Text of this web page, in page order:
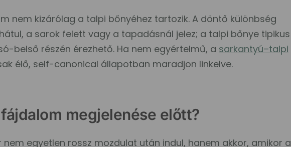
nem kizárólag a talpi bőnyéhez tartozik. A döntő különbség
a sarok felett vagy a tapadásnál jelez; a talpi bőnye tipikus
belső részén érezhető. Ha nem egyértelmű, a sarkantyú–talpi
élő, self-canonical állapotban maradjon linkelve.
megjelenése előtt?
nem egyetlen rossz mozdulat után indul, hanem akkor, amikor a